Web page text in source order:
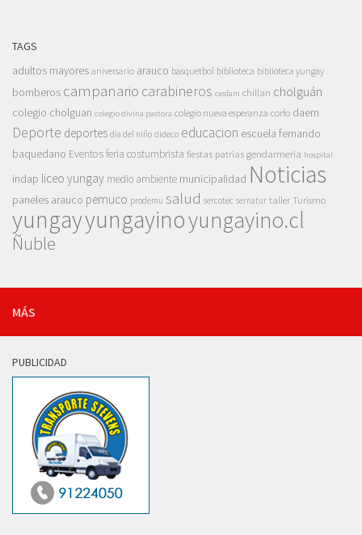
TAGS
adultos mayores aniversario arauco basquetbol biblioteca biblioteca yungay
bomberos campanario carabineros cesfam chillan cholguán
colegio cholguan colegio divina pastora colegio nueva esperanza corfo daem
Deporte deportes dia del niño dideco educacion escuela fernando
baquedano Eventosferia costumbrista fiestas patrias gendarmeria hospital
indap liceo yungay medio ambiente municipalidad Noticias
paneles arauco pemuco prodemu salud sercotec sernatur taller Turismo
yungayyungayinoyungayino.cl
Ñuble
MÁS
PUBLICIDAD